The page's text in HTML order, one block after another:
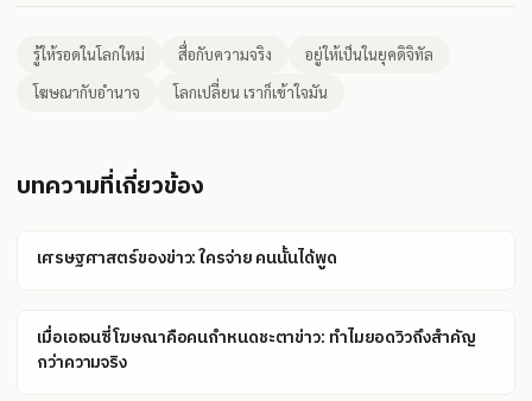
รู้ให้รอดในโลกใหม่ สื่อกับความจริง
อยู่ให้เป็นในยุคดิจิทัล
โฆษณากับอำนาจ
โลกเปลี่ยน เราก็เข้าใจมัน
บทความที่เกี่ยวข้อง
เศรษฐศาสตร์ของข่าว: ใครจ่าย คนนั้นได้พูด
เมื่อเอเจนซี่โฆษณาคือคนกำหนดชะตาข่าว: ทำไมยอดวิวถึงสำคัญ
กว่าความจริง